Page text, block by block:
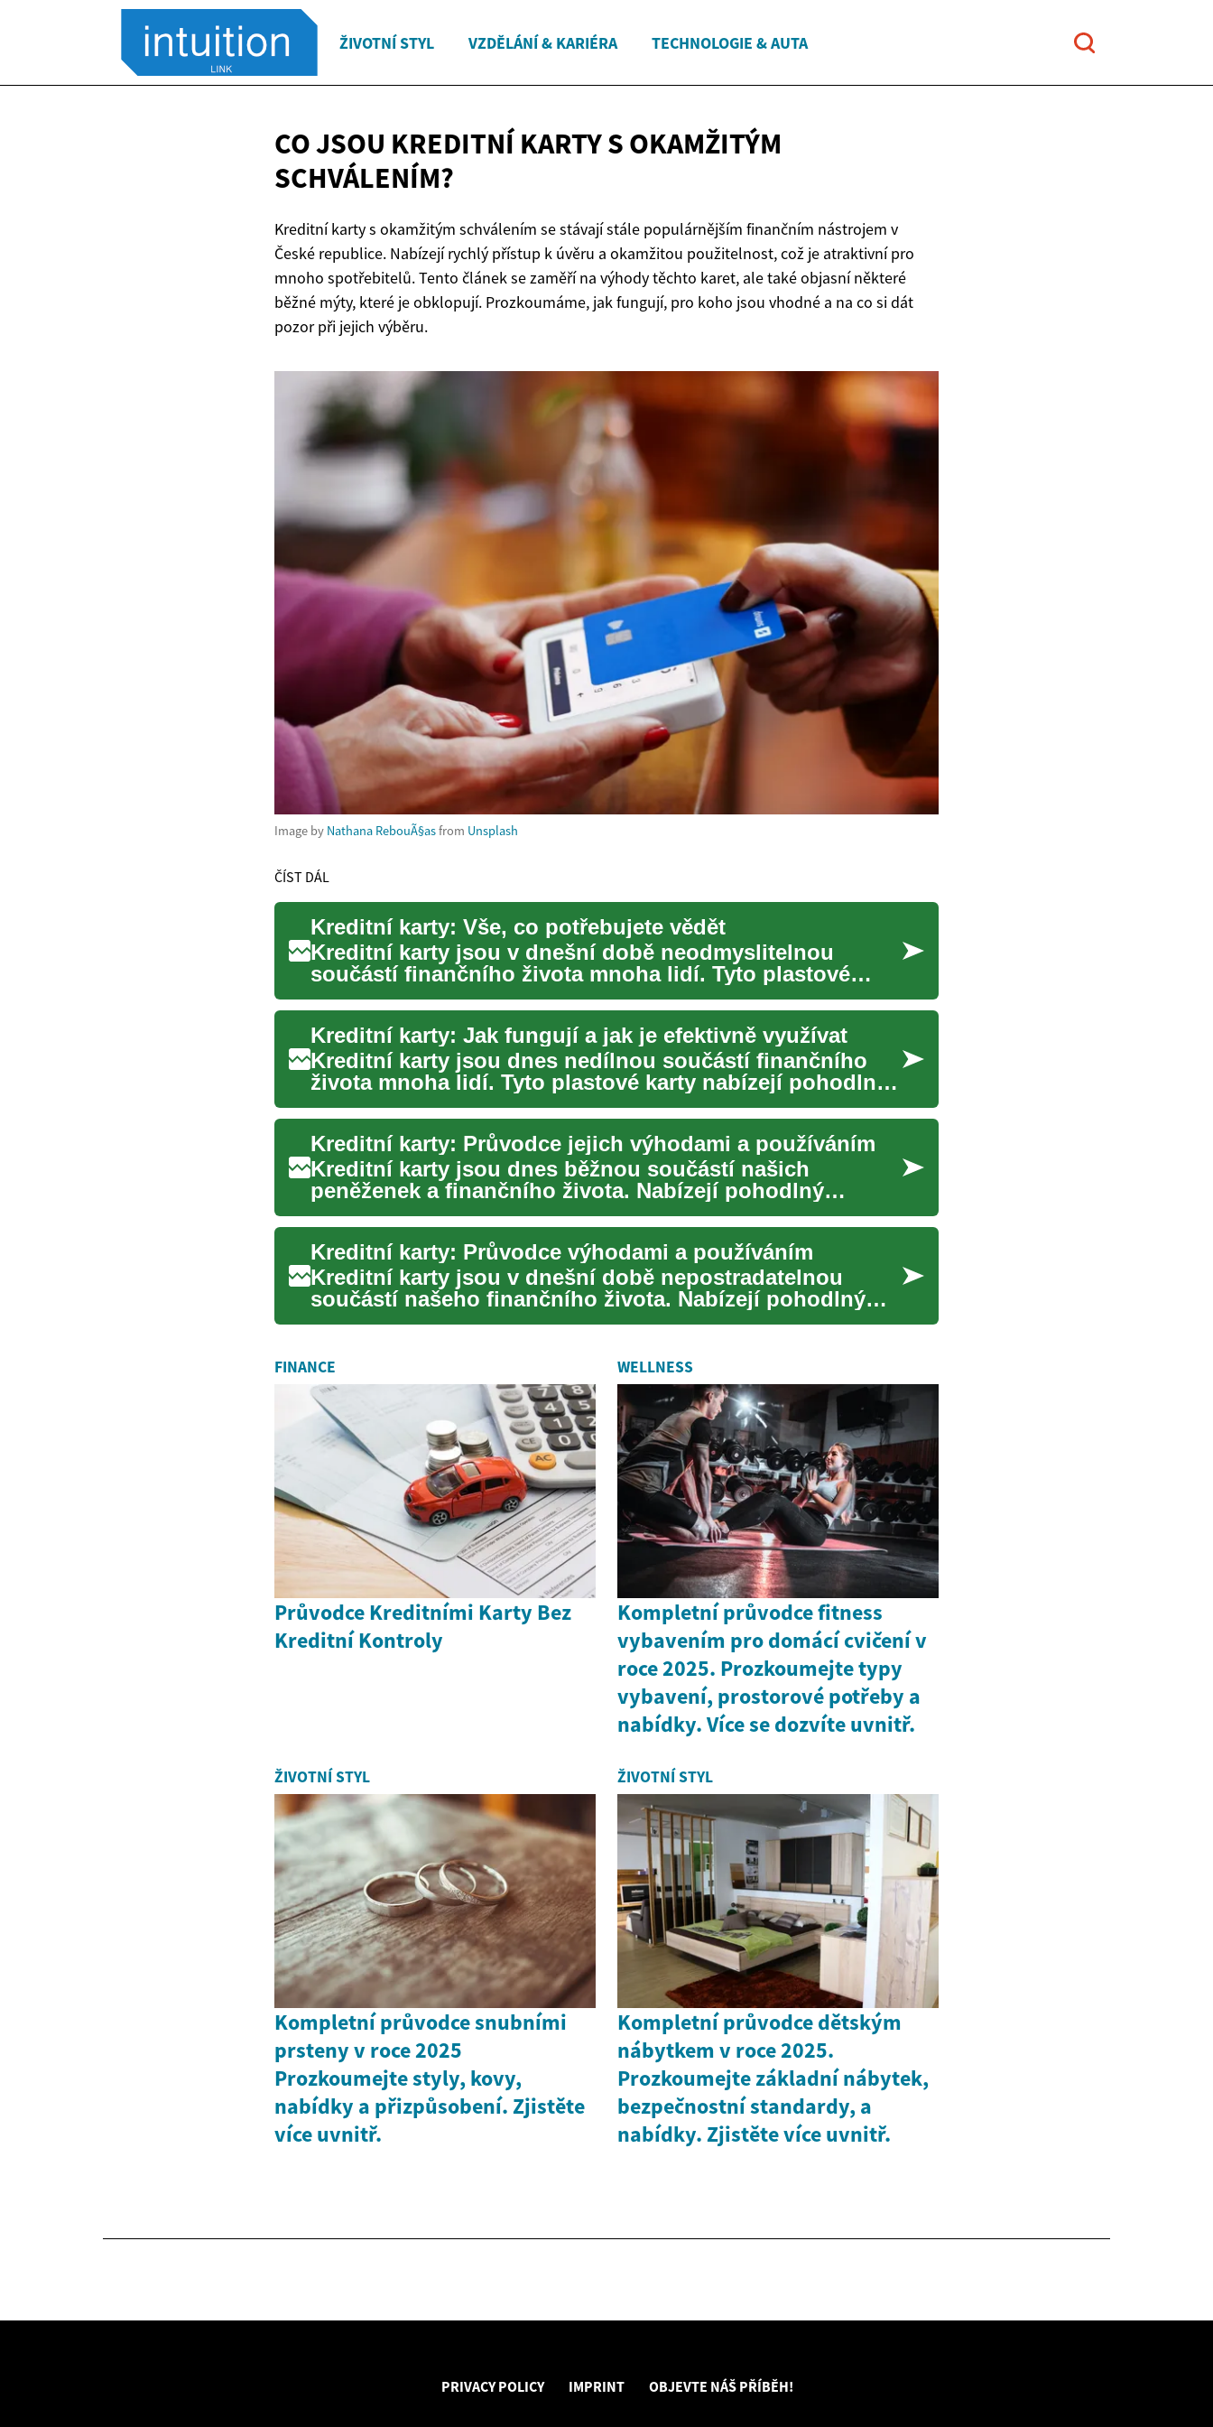
ŽIVOTNÍ STYL VZDĚLÁNÍ & KARIÉRA TECHNOLOGIE & AUTA
CO JSOU KREDITNÍ KARTY S OKAMŽITÝM
SCHVÁLENÍM?
Kreditní karty s okamžitým schválením se stávají stále populárnějším finančním nástrojem v
České republice. Nabízejí rychlý přístup k úvěru a okamžitou použitelnost, což je atraktivní pro
mnoho spotřebitelů. Tento článek se zaměří na výhody těchto karet, ale také objasní některé
běžné mýty, které je obklopují. Prozkoumáme, jak fungují, pro koho jsou vhodné a na co si dát
pozor při jejich výběru.
Image by Nathana RebouÃ§asfrom Unsplash
ČÍST DÁL
Kreditní karty: Vše, co potřebujete vědět
Kreditní karty jsou v dnešní době neodmyslitelnou
součástí finančního života mnoha lidí. Tyto plastové
nebo digitální...
Kreditní karty: Jak fungují a jak je efektivně využívat
Kreditní karty jsou dnes nedílnou součástí finančního
života mnoha lidí. Tyto plastové karty nabízejí pohodlný
způsob...
Kreditní karty: Průvodce jejich výhodami a používáním
Kreditní karty jsou dnes běžnou součástí našich
peněženek a finančního života. Nabízejí pohodlný
způsob placení a řad...
Kreditní karty: Průvodce výhodami a používáním
Kreditní karty jsou v dnešní době nepostradatelnou
součástí našeho finančního života. Nabízejí pohodlný
způsob placen...
FINANCE
Průvodce Kreditními Karty Bez
Kreditní Kontroly
WELLNESS
Kompletní průvodce fitness
vybavením pro domácí cvičení v
roce 2025. Prozkoumejte typy
vybavení, prostorové potřeby a
nabídky. Více se dozvíte uvnitř.
ŽIVOTNÍ STYL
Kompletní průvodce snubními
prsteny v roce 2025
Prozkoumejte styly, kovy,
nabídky a přizpůsobení. Zjistěte
více uvnitř.
ŽIVOTNÍ STYL
Kompletní průvodce dětským
nábytkem v roce 2025.
Prozkoumejte základní nábytek,
bezpečnostní standardy, a
nabídky. Zjistěte více uvnitř.
PRIVACY POLICY IMPRINT OBJEVTE NÁŠ PŘÍBĚH!